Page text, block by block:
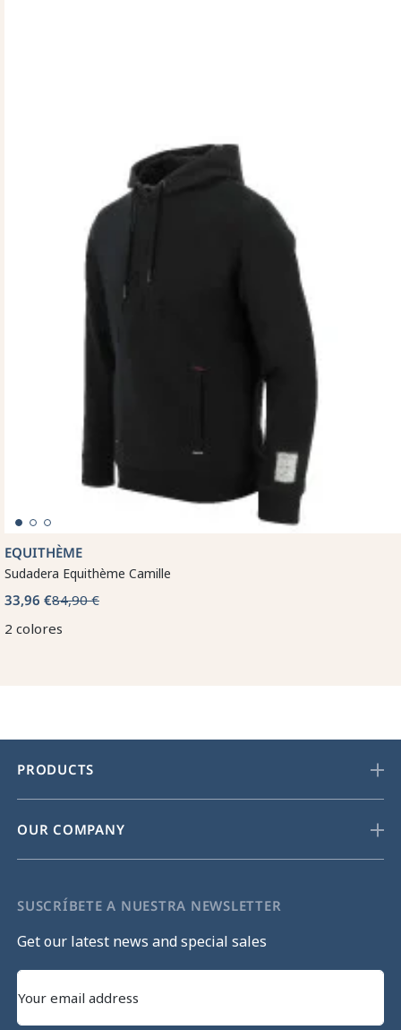
EQUITHÈME
Sudadera Equithème Camille
33,96 €84,90 €
2 colores
PRODUCTS
OUR COMPANY
SUSCRÍBETE A NUESTRA NEWSLETTER
Get our latest news and special sales